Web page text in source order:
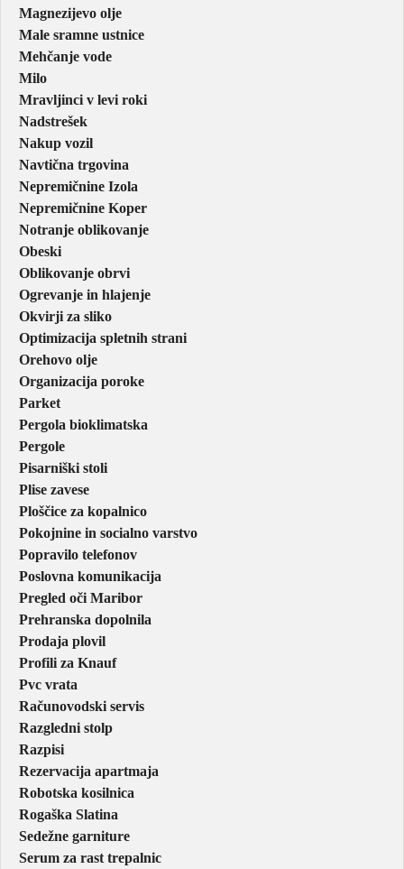
Magnezijevo olje
Male sramne ustnice
Mehčanje vode
Milo
Mravljinci v levi roki
Nadstrešek
Nakup vozil
Navtična trgovina
Nepremičnine Izola
Nepremičnine Koper
Notranje oblikovanje
Obeski
Oblikovanje obrvi
Ogrevanje in hlajenje
Okvirji za sliko
Optimizacija spletnih strani
Orehovo olje
Organizacija poroke
Parket
Pergola bioklimatska
Pergole
Pisarniški stoli
Plise zavese
Ploščice za kopalnico
Pokojnine in socialno varstvo
Popravilo telefonov
Poslovna komunikacija
Pregled oči Maribor
Prehranska dopolnila
Prodaja plovil
Profili za Knauf
Pvc vrata
Računovodski servis
Razgledni stolp
Razpisi
Rezervacija apartmaja
Robotska kosilnica
Rogaška Slatina
Sedežne garniture
Serum za rast trepalnic